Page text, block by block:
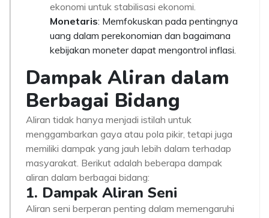
ekonomi untuk stabilisasi ekonomi.
Monetaris: Memfokuskan pada pentingnya
uang dalam perekonomian dan bagaimana
kebijakan moneter dapat mengontrol inflasi.
Dampak Aliran dalam
Berbagai Bidang
Aliran tidak hanya menjadi istilah untuk
menggambarkan gaya atau pola pikir, tetapi juga
memiliki dampak yang jauh lebih dalam terhadap
masyarakat. Berikut adalah beberapa dampak
aliran dalam berbagai bidang:
1. Dampak Aliran Seni
Aliran seni berperan penting dalam memengaruhi